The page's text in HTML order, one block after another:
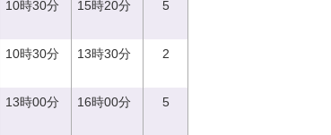
10時30分 15時20分 5
10時30分 13時30分 2
13時00分 16時00分 5